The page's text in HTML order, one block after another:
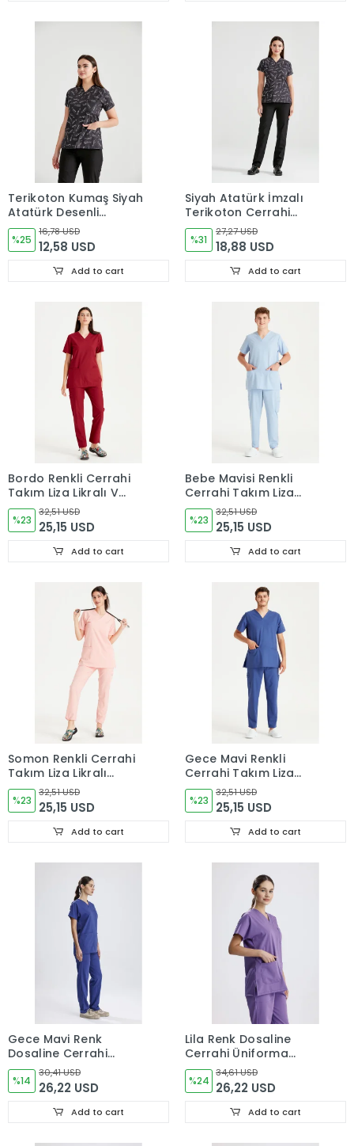
Terikoton Kumaş Siyah
Atatürk Desenli
Cerrahi Tek Üst Forma
V Yaka
%25
16,78 USD
12,58 USD
Add to cart
Siyah Atatürk İmzalı
Terikoton Cerrahi
Forma Takımı İnce
Kumaş Dr. Greys Kesim
%31
27,27 USD
18,88 USD
Add to cart
Bordo Renkli Cerrahi
Takım Liza Likralı V
Yaka Forma
%23
32,51 USD
25,15 USD
Add to cart
Bebe Mavisi Renkli
Cerrahi Takım Liza
Likralı V Yaka Forma
%23
32,51 USD
25,15 USD
Add to cart
Somon Renkli Cerrahi
Takım Liza Likralı
V Yaka Forma
%23
32,51 USD
25,15 USD
Add to cart
Gece Mavi Renkli
Cerrahi Takım Liza
Likralı V Yaka Forma
%23
32,51 USD
25,15 USD
Add to cart
Gece Mavi Renk
Dosaline Cerrahi
Üniforma Takımı
%14
30,41 USD
26,22 USD
Add to cart
Lila Renk Dosaline
Cerrahi Üniforma
Takımı
%24
34,61 USD
26,22 USD
Add to cart